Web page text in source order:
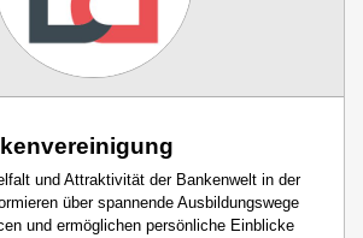
und Attraktivität der Bankenwelt in der
über spannende Ausbildungswege
und ermöglichen persönliche Einblicke